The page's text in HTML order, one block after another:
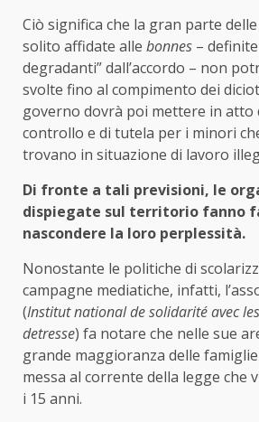
Ciò significa che la gran parte
solito affidate alle bonnes –
degradanti” dall’accordo – non
svolte fino al compimento dei
governo dovrà poi mettere in atto
controllo e di tutela per i minori
trovano in situazione di lavoro
Di fronte a tali previsioni, le
dispiegate sul territorio fanno
nascondere la loro perplessità.
Nonostante le politiche di
campagne mediatiche, infatti,
(Institut national de solidarité avec
detresse) fa notare che nelle sue
grande maggioranza delle
messa al corrente della legge che
i 15 anni.